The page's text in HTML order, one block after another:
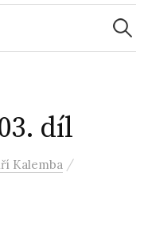
díl
Kalemba /